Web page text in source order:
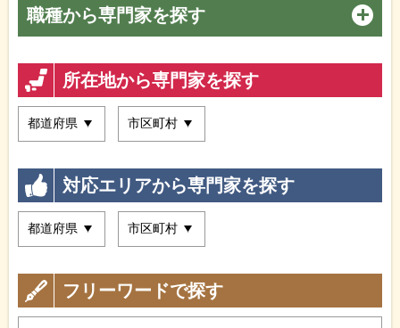
職種から専門家を探す
所在地から専門家を探す
対応エリアから専門家を探す
フリーワードで探す